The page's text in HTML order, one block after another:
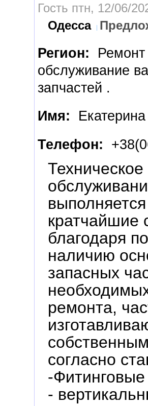
Гость птн, 12/06/
Одесса
Регион:
Ремонт
обслуживание
запчастей .
Имя:
Екатерина
Телефон:
Техническое
кратчайшие
благодаря
наличию
запасных
ремонта,
согласно
-
-